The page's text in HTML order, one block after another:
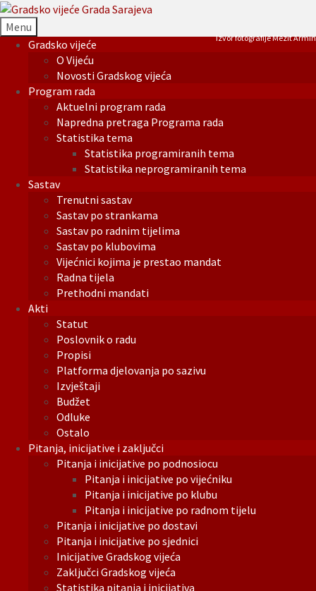
Menu
Gradsko vijeće
O Vijeću
Novosti Gradskog vijeća
Program rada
Aktuelni program rada
Napredna pretraga Programa rada
Statistika tema
Statistika programiranih tema
Statistika neprogramiranih tema
Sastav
Trenutni sastav
Sastav po strankama
Sastav po radnim tijelima
Sastav po klubovima
Vijećnici kojima je prestao mandat
Radna tijela
Prethodni mandati
Akti
Statut
Poslovnik o radu
Propisi
Platforma djelovanja po sazivu
Izvještaji
Budžet
Odluke
Ostalo
Pitanja, inicijative i zaključci
Pitanja i inicijative po podnosiocu
Pitanja i inicijative po vijećniku
Pitanja i inicijative po klubu
Pitanja i inicijative po radnom tijelu
Pitanja i inicijative po dostavi
Pitanja i inicijative po sjednici
Inicijative Gradskog vijeća
Zaključci Gradskog vijeća
Statistika pitanja i inicijativa
Izvor fotografije Mezit Armin